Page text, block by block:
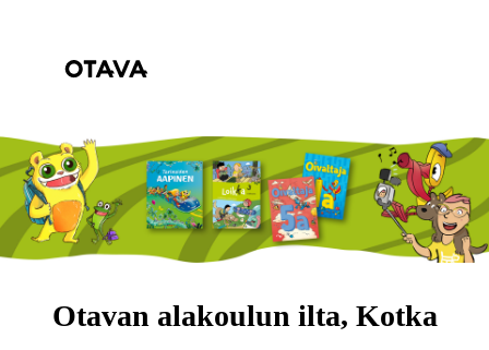
Otavan alakoulun ilta, Kotka